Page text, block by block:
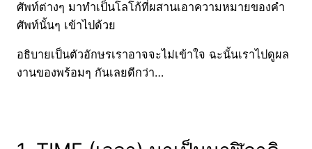
ศัพท์ต่างๆ มาทำเป็นโลโก้ที่ผสานเอาความหมายของคำ
ศัพท์นั้นๆ เข้าไปด้วย
อธิบายเป็นตัวอักษรเราอาจจะไม่เข้าใจ ฉะนั้นเราไปดูผล
งานของพร้อมๆ กันเลยดีกว่า…